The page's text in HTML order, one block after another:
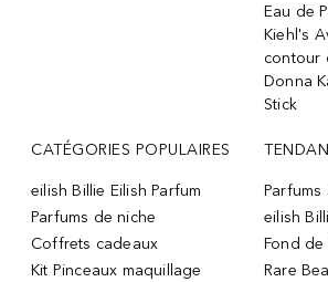
Eau de
Kiehl's
contour
Donna
Stick
CATÉGORIES POPULAIRES
eilish Billie Eilish Parfum
Parfums de niche
Coffrets cadeaux
Kit Pinceaux maquillage
Parfums
eilish
Fond de
Rare